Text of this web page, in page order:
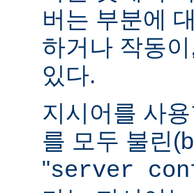
버는 부분에
하거나 작동이
있다.
지시어를 사
를 모두 불린
"server